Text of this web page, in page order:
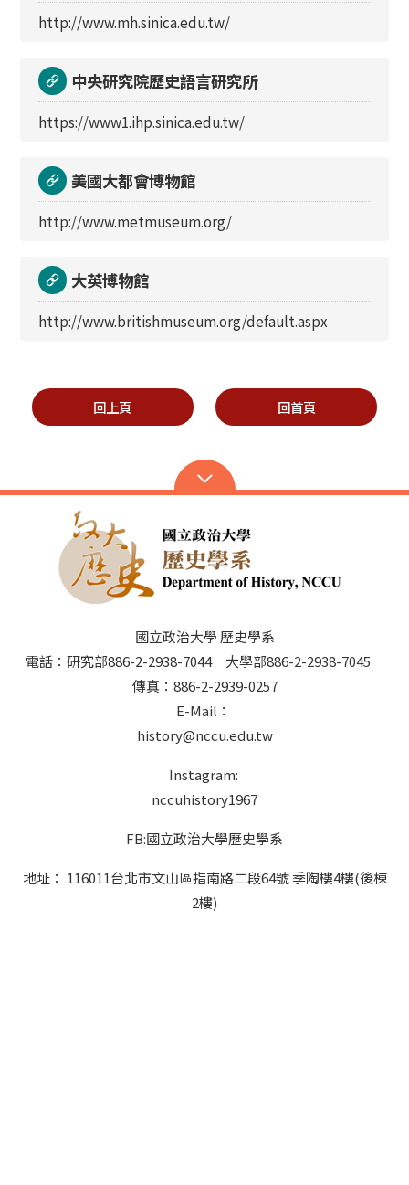
http://www.mh.sinica.edu.tw/
中央研究院歷史語言研究所
https://www1.ihp.sinica.edu.tw/
美國大都會博物館
http://www.metmuseum.org/
大英博物館
http://www.britishmuseum.org/default.aspx
回上頁 回首頁
國立政治大學 歷史學系
電話：研究部886-2-2938-7044 大學部886-2-2938-7045
傳真：886-2-2939-0257
E-Mail：
history@nccu.edu.tw
Instagram:
nccuhistory1967
FB:國立政治大學歷史學系
地址： 116011台北市文山區指南路二段64號 季陶樓4樓(後棟
2樓)